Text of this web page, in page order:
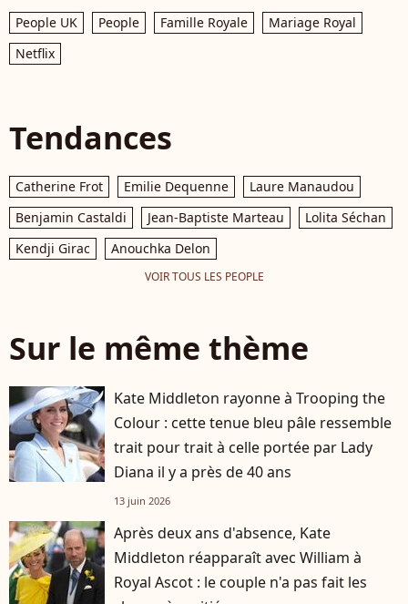
People UK People Famille Royale
Mariage Royal
Netflix
Tendances
Catherine Frot Emilie Dequenne
Laure Manaudou
Benjamin Castaldi
Jean-Baptiste Marteau
Lolita Séchan
Kendji Girac
Anouchka Delon
VOIR TOUS LES PEOPLE
Sur le même thème
Kate Middleton rayonne à Trooping the
Colour : cette tenue bleu pâle ressemble
trait pour trait à celle portée par Lady
Diana il y a près de 40 ans
13 juin 2026
Après deux ans d'absence, Kate
Middleton réapparaît avec William à
Royal Ascot : le couple n'a pas fait les